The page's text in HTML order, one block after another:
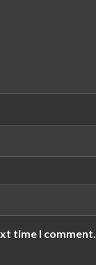
time I comment.